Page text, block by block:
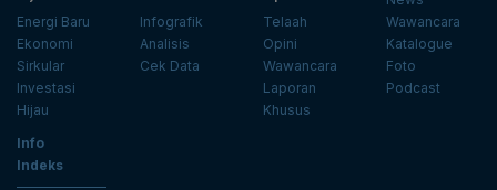
Energi Baru
Ekonomi
Sirkular
Investasi
Hijau
Infografik
Analisis
Cek Data
Telaah
Opini
Wawancara
Laporan
Khusus
Wawancara
Katalogue
Foto
Podcast
Info
Indeks